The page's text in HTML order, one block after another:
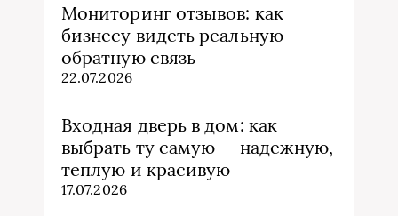
Мониторинг отзывов: как
бизнесу видеть реальную
обратную связь
22.07.2026
Входная дверь в дом: как
выбрать ту самую — надежную,
теплую и красивую
17.07.2026